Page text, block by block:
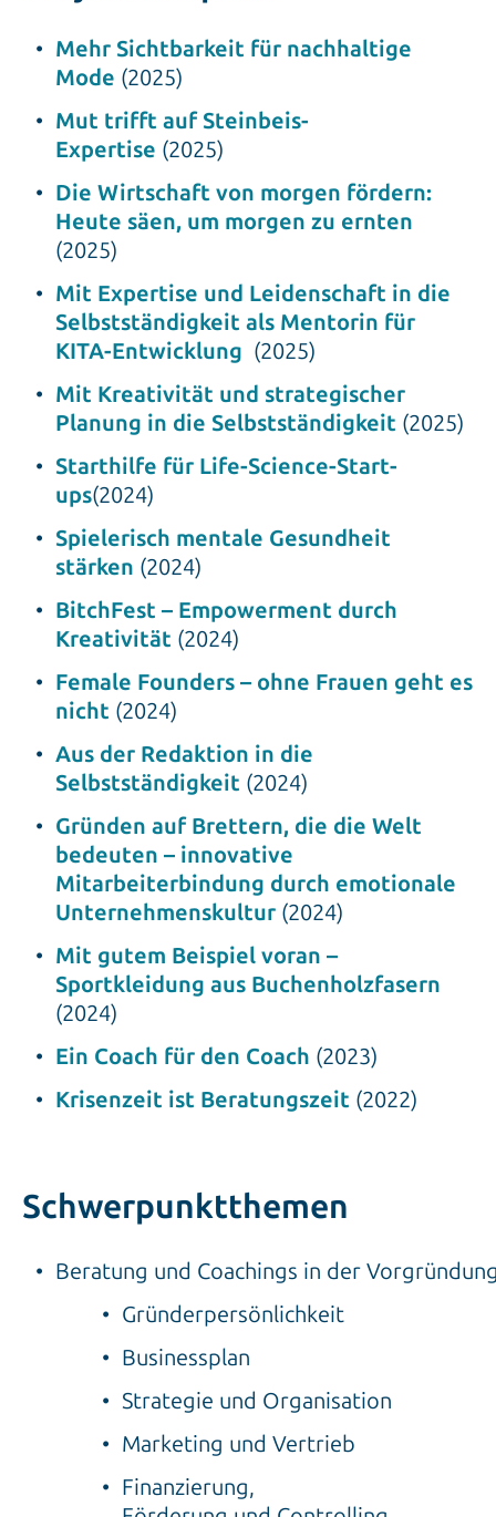
Mehr Sichtbarkeit für nachhaltige
Mode (2025)
Mut trifft auf Steinbeis-
Expertise (2025)
Die Wirtschaft von morgen fördern:
Heute säen, um morgen zu ernten
(2025)
Mit Expertise und Leidenschaft in die
Selbstständigkeit als Mentorin für
KITA-Entwicklung (2025)
Mit Kreativität und strategischer
Planung in die Selbstständigkeit (2025)
Starthilfe für Life-Science-Start-
ups(2024)
Spielerisch mentale Gesundheit
stärken (2024)
BitchFest – Empowerment durch
Kreativität (2024)
Female Founders – ohne Frauen geht es
nicht (2024)
Aus der Redaktion in die
Selbstständigkeit (2024)
Gründen auf Brettern, die die Welt
bedeuten – innovative
Mitarbeiterbindung durch emotionale
Unternehmenskultur (2024)
Mit gutem Beispiel voran –
Sportkleidung aus Buchenholzfasern
(2024)
Ein Coach für den Coach (2023)
Krisenzeit ist Beratungszeit (2022)
Schwerpunktthemen
Beratung und Coachings in der
Gründerpersönlichkeit
Businessplan
Strategie und Organisation
Marketing und Vertrieb
Finanzierung,